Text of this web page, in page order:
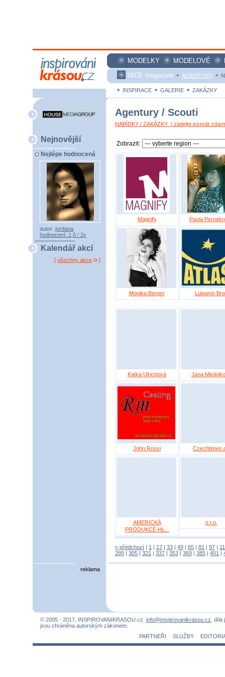
MODELKY MODELOVÉ
NICE magazine
AGENTURY
INSPIRACE GALERIE ZAKÁZKY
Nejnovější
Nejlépe hodnocená
autor: jordana
hodnocení: 1,0 / 2x
Kalendář akcí
[ všechny akce ]
Agentury / Scouti
NABÍDKY / ZAKÁZKY / zadejte inzerát
Zobrazit:
Magnify Pavla
Monika Berger Lubomír
Katka Ulrichová Jana
John Rossi
AMERICKÁ
PRODUKCE HL...
s.r.o.
« předchozí 1 17 33 49 65 81 97
289
305 321 337 353 369 385 401
reklama
© 2005 - 2017, INSPIROVANIKRASOU.cz, info@inspirovanikrasou.cz, díla
jsou chráněna autorským zákonem.
PARTNEŘI
SLUŽBY